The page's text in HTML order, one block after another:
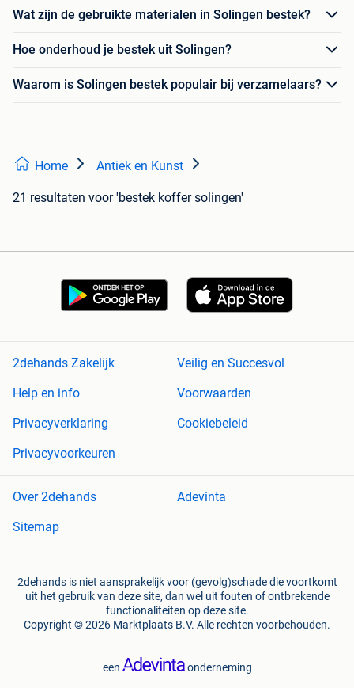
Wat zijn de gebruikte materialen in Solingen bestek?
Hoe onderhoud je bestek uit Solingen?
Waarom is Solingen bestek populair bij verzamelaars?
Home Antiek en Kunst
21 resultaten voor 'bestek koffer solingen'
2dehands Zakelijk
Veilig en Succesvol
Help en info
Voorwaarden
Privacyverklaring
Cookiebeleid
Privacyvoorkeuren
Over 2dehands
Adevinta
Sitemap
2dehands is niet aansprakelijk voor (gevolg)schade die voortkomt
uit het gebruik van deze site, dan wel uit fouten of ontbrekende
functionaliteiten op deze site.
Copyright © 2026 Marktplaats B.V. Alle rechten voorbehouden.
een onderneming